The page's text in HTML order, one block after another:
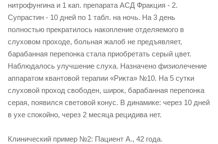
нитрофунгина и 1 кап. препарата АСД Фракция - 2.
Супрастин - 10 дней по 1 табл. на ночь. На 3 день
полностью прекратилось накопление отделяемого в
слуховом проходе, больная жалоб не предъявляет,
барабанная перепонка стала приобретать серый цвет.
Наблюдалось улучшение слуха. Назначено физиолечение
аппаратом квантовой терапии «Рикта» №10. На 5 сутки
слуховой проход свободен, широк, барабанная перепонка
серая, появился световой конус. В динамике: через 10 дней
в ухе спокойно, через 2 месяца рецидива нет.
Клинический пример №2: Пациент А., 42 года.